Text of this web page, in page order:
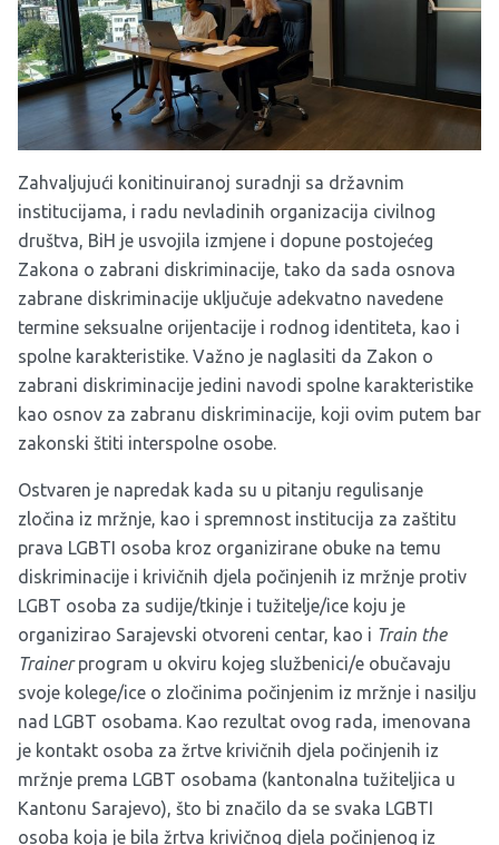
Zahvaljujući konitinuiranoj suradnji sa državnim
institucijama, i radu nevladinih organizacija civilnog
društva, BiH je usvojila izmjene i dopune postojećeg
Zakona o zabrani diskriminacije, tako da sada osnova
zabrane diskriminacije uključuje adekvatno navedene
termine seksualne orijentacije i rodnog identiteta, kao i
spolne karakteristike. Važno je naglasiti da Zakon o
zabrani diskriminacije jedini navodi spolne karakteristike
kao osnov za zabranu diskriminacije, koji ovim putem bar
zakonski štiti interspolne osobe.
Ostvaren je napredak kada su u pitanju regulisanje
zločina iz mržnje, kao i spremnost institucija za zaštitu
prava LGBTI osoba kroz organizirane obuke na temu
diskriminacije i krivičnih djela počinjenih iz mržnje protiv
LGBT osoba za sudije/tkinje i tužitelje/ice koju je
organizirao Sarajevski otvoreni centar, kao i Train the
Trainerprogram u okviru kojeg službenici/e obučavaju
svoje kolege/ice o zločinima počinjenim iz mržnje i nasilju
nad LGBT osobama. Kao rezultat ovog rada, imenovana
je kontakt osoba za žrtve krivičnih djela počinjenih iz
mržnje prema LGBT osobama (kantonalna tužiteljica u
Kantonu Sarajevo), što bi značilo da se svaka LGBTI
osoba koja je bila žrtva krivičnog djela počinjenog iz